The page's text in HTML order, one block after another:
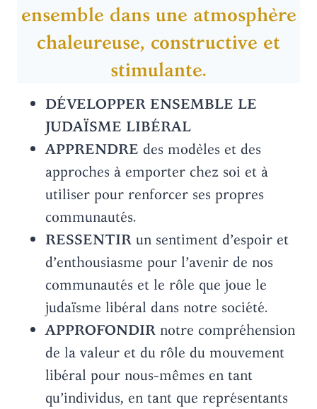
ensemble dans une atmosphère
chaleureuse, constructive et
stimulante.
DÉVELOPPER ENSEMBLE LE
JUDAÏSME LIBÉRAL
APPRENDRE des modèles et des
approches à emporter chez soi et à
utiliser pour renforcer ses propres
communautés.
RESSENTIR un sentiment d’espoir et
d’enthousiasme pour l’avenir de nos
communautés et le rôle que joue le
judaïsme libéral dans notre société.
APPROFONDIR notre compréhension
de la valeur et du rôle du mouvement
libéral pour nous-mêmes en tant
qu’individus, en tant que représentants